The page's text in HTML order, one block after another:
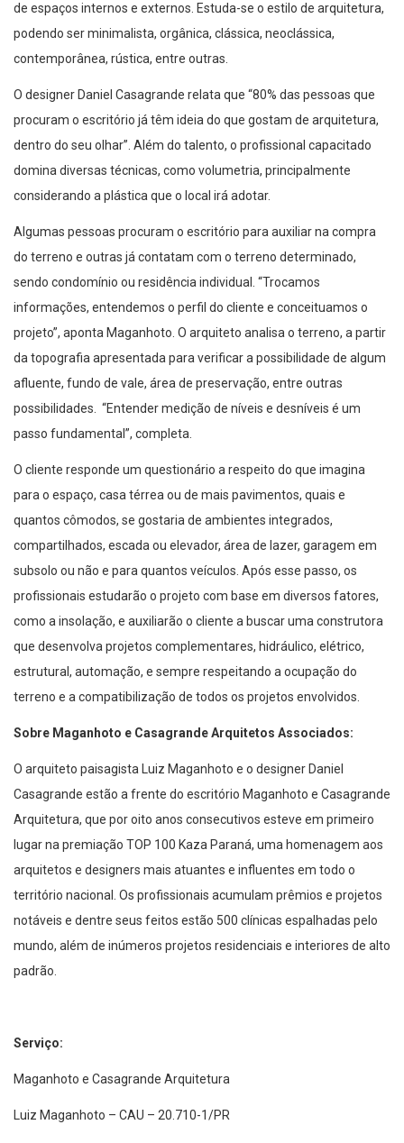
de espaços internos e externos. Estuda-se o estilo de arquitetura,
podendo ser minimalista, orgânica, clássica, neoclássica,
contemporânea, rústica, entre outras.
O designer Daniel Casagrande relata que “80% das pessoas que
procuram o escritório já têm ideia do que gostam de arquitetura,
dentro do seu olhar”. Além do talento, o profissional capacitado
domina diversas técnicas, como volumetria, principalmente
considerando a plástica que o local irá adotar.
Algumas pessoas procuram o escritório para auxiliar na compra
do terreno e outras já contatam com o terreno determinado,
sendo condomínio ou residência individual. “Trocamos
informações, entendemos o perfil do cliente e conceituamos o
projeto”, aponta Maganhoto. O arquiteto analisa o terreno, a partir
da topografia apresentada para verificar a possibilidade de algum
afluente, fundo de vale, área de preservação, entre outras
possibilidades. “Entender medição de níveis e desníveis é um
passo fundamental”, completa.
O cliente responde um questionário a respeito do que imagina
para o espaço, casa térrea ou de mais pavimentos, quais e
quantos cômodos, se gostaria de ambientes integrados,
compartilhados, escada ou elevador, área de lazer, garagem em
subsolo ou não e para quantos veículos. Após esse passo, os
profissionais estudarão o projeto com base em diversos fatores,
como a insolação, e auxiliarão o cliente a buscar uma construtora
que desenvolva projetos complementares, hidráulico, elétrico,
estrutural, automação, e sempre respeitando a ocupação do
terreno e a compatibilização de todos os projetos envolvidos.
Sobre Maganhoto e Casagrande Arquitetos Associados:
O arquiteto paisagista Luiz Maganhoto e o designer Daniel
Casagrande estão a frente do escritório Maganhoto e Casagrande
Arquitetura, que por oito anos consecutivos esteve em primeiro
lugar na premiação TOP 100 Kaza Paraná, uma homenagem aos
arquitetos e designers mais atuantes e influentes em todo o
território nacional. Os profissionais acumulam prêmios e projetos
notáveis e dentre seus feitos estão 500 clínicas espalhadas pelo
mundo, além de inúmeros projetos residenciais e interiores de alto
padrão.
Serviço:
Maganhoto e Casagrande Arquitetura
Luiz Maganhoto – CAU – 20.710-1/PR